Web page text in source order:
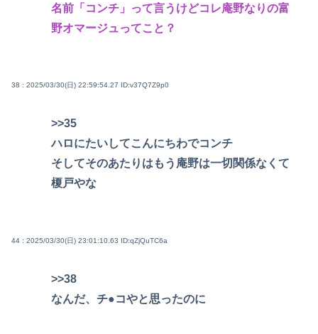
名前「コンチ」って言うけどコレ庵野なりの富
野オマージュってこと？
38 : 2025/03/30(日) 22:59:54.27 ID:v37Q7Z9p0
>>35
ハロにたいしてこんにちわでコンチ
そしてそのあたりはもう庵野は一切関係なくて
榎戸やな
44 : 2025/03/30(日) 23:01:10.63 ID:qZjQuTC6a
>>38
なんだ、チ●コやと思ったのに